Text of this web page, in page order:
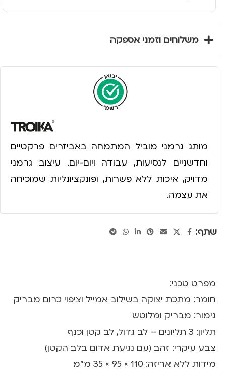
משלוחים וזמני אספקה
מותג גרמני מוביל המתמחה באביזרים פרקטיים
וחדשניים לנסיעות, עבודה ויום-יום. עיצוב גרמני
מדויק, איכות ללא פשרות, ופונקציונליות שמוכיחה
את עצמה.
שתף:
מפרט טכני:
חומר: מתכת יצוקה בשילוב אמייל וציפוי כרום מבריק
גימור: מבריק ומלוטש
תליון: 3 תליונים – לב גדול, לב קטן וכנף
צבע עיקרי: זהב (עם נגיעת אדום בלב הקטן)
מידות ללא אריזה: 110 × 95 × 35 מ"מ